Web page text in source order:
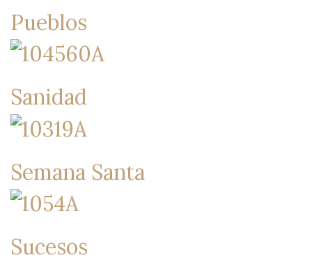
Pueblos
Sanidad
Semana Santa
Sucesos